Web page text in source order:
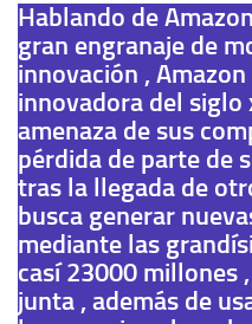
Hablando de
gran engranaje de
innovación ,
innovadora del siglo
amenaza de sus
pérdida de parte de
tras la llegada de
busca generar
mediante las
casí 23000 millones
junta , además de